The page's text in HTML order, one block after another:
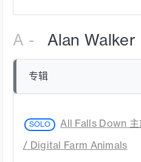
A - Alan Walker
专辑
SOLO All Falls Down
/ Digital Farm Animals